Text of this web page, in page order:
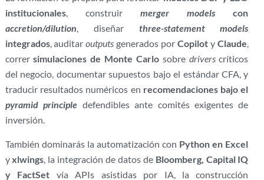
institucionales, construirmerger models con
accretion/dilution, diseñar three-statement models
integrados, auditaroutputs generados por Copiloty Claude,
corrersimulaciones de Monte Carlosobre driverscríticos
del negocio, documentar supuestos bajo el estándar CFA, y
traducir resultados numéricos en recomendaciones bajo el
pyramid principle defendibles ante comités exigentes de
inversión.
También dominarás la automatización con Python en Excel
yxlwings , la integración de datos de Bloomberg, Capital IQ
y FactSet vía APIs asistidas por IA, la construcción